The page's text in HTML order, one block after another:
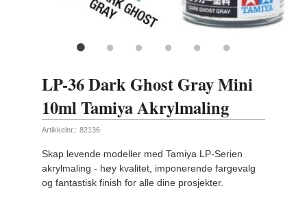
LP-36 Dark Ghost Gray Mini
10ml Tamiya Akrylmaling
Artikkelnr.: 82136
Skap levende modeller med Tamiya LP-Serien
akrylmaling - høy kvalitet, imponerende fargevalg
og fantastisk finish for alle dine prosjekter.